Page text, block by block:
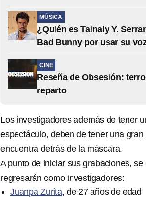
MÚSICA
¿Quién es Tainaly Y.
Bad Bunny por usar su
CINE
Reseña de Obsesión:
reparto
Los investigadores además de tener
espectáculo, deben de tener una
encuentra detrás de la máscara.
A punto de iniciar sus grabaciones,
regresarán como investigadores:
Juanpa Zurita, de 27 años de edad